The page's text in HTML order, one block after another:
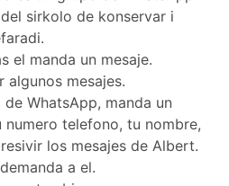
sirkolo de konservar i
el manda un mesaje.
algunos mesajes.
WhatsApp, manda un
numero telefono, tu nombre,
los mesajes de Albert.
a el.